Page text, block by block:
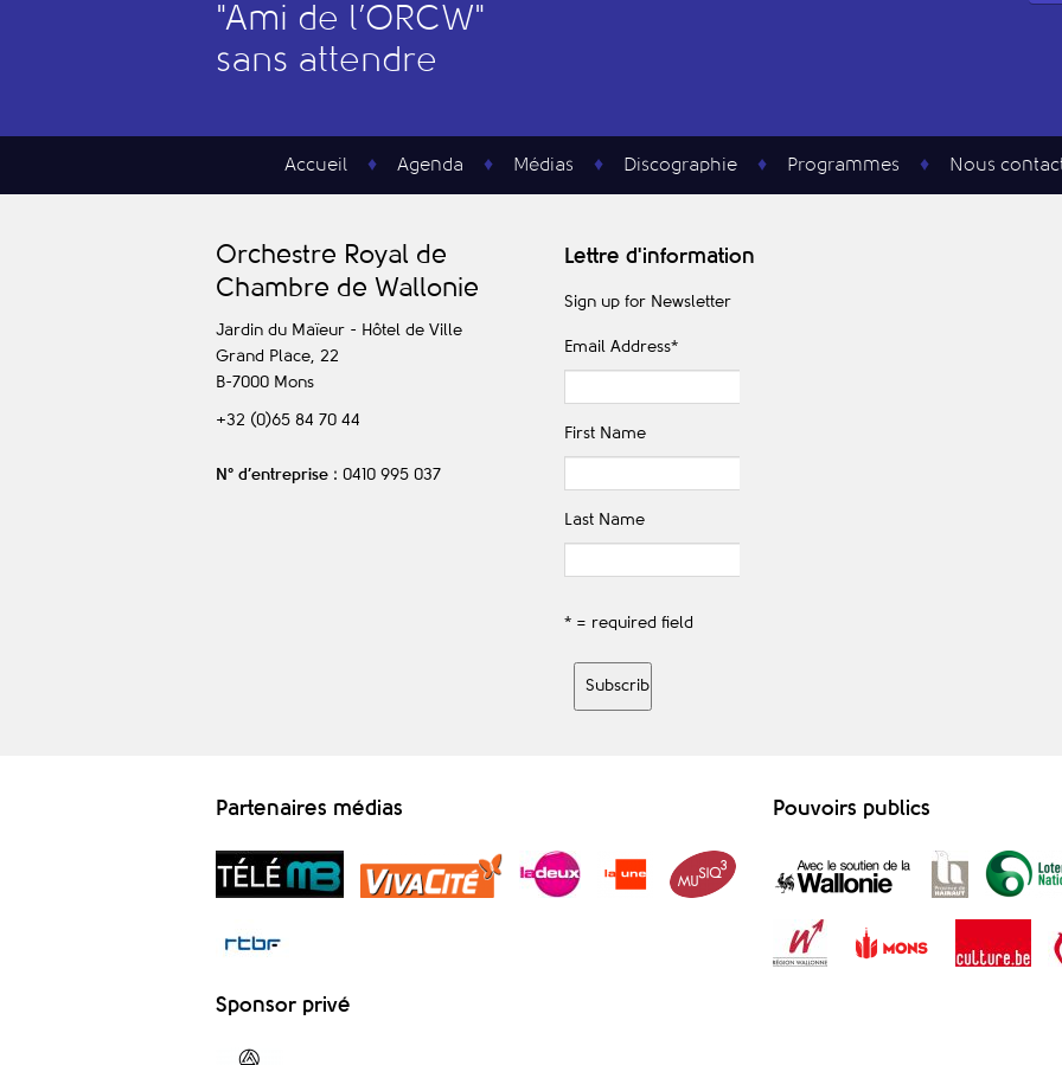
"Ami de l’ORCW"
sans attendre
Accueil Agenda Médias Discographie Programmes Nous
Orchestre Royal de
Chambre de Wallonie
Jardin du Maïeur - Hôtel de Ville
Grand Place, 22
B-7000 Mons
+32 (0)65 84 70 44
N° d’entreprise : 0410 995 037
Lettre d'information
Sign up for Newsletter
Email Address*
First Name
Last Name
* = required field
Partenaires médias Pouvoirs publics
Sponsor privé